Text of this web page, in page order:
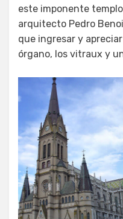
este imponente
arquitecto Pedro
que ingresar y
órgano, los vitraux y